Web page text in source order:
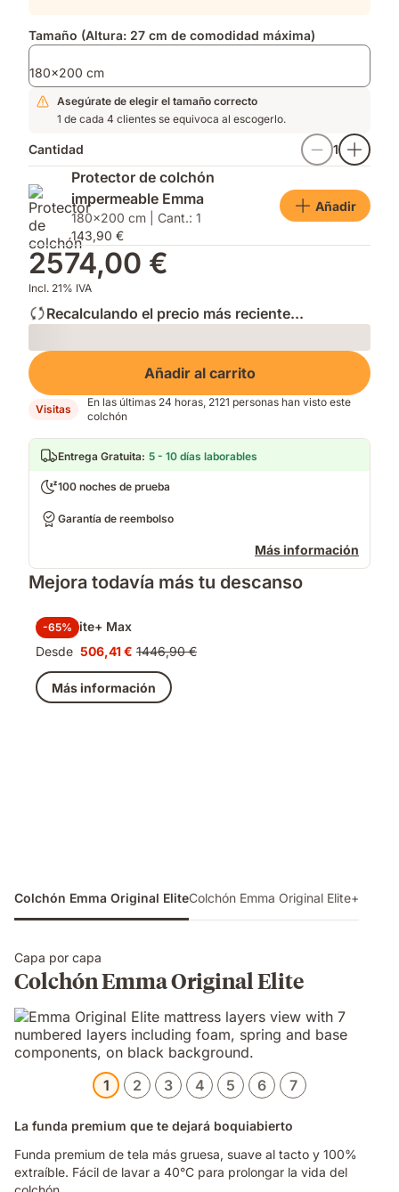
Tamaño (Altura: 27 cm de comodidad máxima)
180x200 cm
Asegúrate de elegir el tamaño correcto
1 de cada 4 clientes se equivoca al escogerlo.
Cantidad 1
Protector de colchón
impermeable Emma
180x200 cm | Cant.: 1
143,90 €
Añadir
2574,00 €
Incl. 21% IVA
Recalculando el precio más reciente...
Loading
Añadir al carrito
Visitas
En las últimas 24 horas, 2121 personas han visto este
colchón
Entrega Gratuita: 5 - 10 días laborables
100 noches de prueba
Garantía de reembolso
Más información
Mejora todavía más tu descanso
-65%
Pack Elite+ Max
Desde Precio
506,41 €
506,41 € Precio
original
1446,90 €
1446,90 €
Más información
Colchón Emma Original EliteColchón Emma Original Elite+
Capa por capa
Colchón Emma Original Elite
1 2 3 4 5 6 7
La funda premium que te dejará boquiabierto
Funda premium de tela más gruesa, suave al tacto y 100%
extraíble. Fácil de lavar a 40°C para prolongar la vida del